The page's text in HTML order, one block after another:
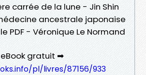
carrée de la lune - Jin Shin
ancestrale japonaise
PDF - Véronique Le Normand
gratuit ➡
pl/livres/87156/933